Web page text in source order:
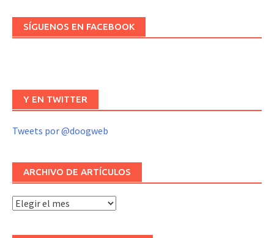
SÍGUENOS EN FACEBOOK
Y EN TWITTER
Tweets por @doogweb
ARCHIVO DE ARTÍCULOS
Archivo